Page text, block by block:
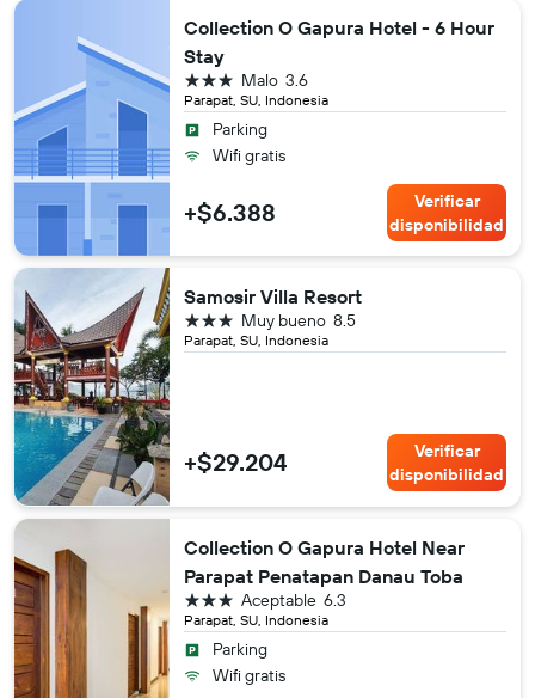
Collection O Gapura Hotel - 6 Hour
Stay
Parapat, SU, Indonesia
3.6
Malo
3 estrellas
Parking
Wifi gratis
+$6.388
Verificar
disponibilidad
Samosir Villa Resort
Parapat, SU, Indonesia
8.5
Muy bueno
3 estrellas
+$29.204
Verificar
disponibilidad
Collection O Gapura Hotel Near
Parapat Penatapan Danau Toba
Parapat, SU, Indonesia
6.3
Aceptable
3 estrellas
Parking
Wifi gratis